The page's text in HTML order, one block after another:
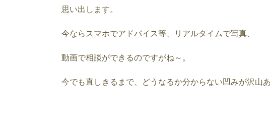
思い出します。
今ならスマホでアドバイス等、リアルタイムで写真、
動画で相談ができるのですがね～。
今でも直しきるまで、どうなるか分からない凹みが沢山